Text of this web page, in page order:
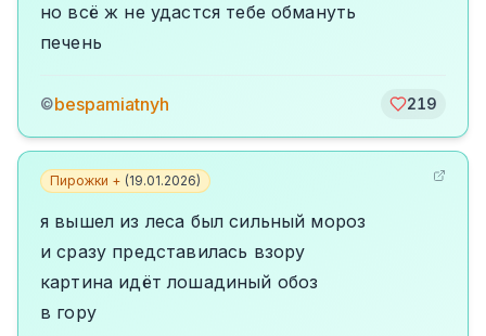
но всё ж не удастся тебе обмануть
печень
©bespamiatnyh 219
Пирожки + (19.01.2026)
я вышел из леса был сильный мороз
и сразу представилась взору
картина идёт лошадиный обоз
в гору